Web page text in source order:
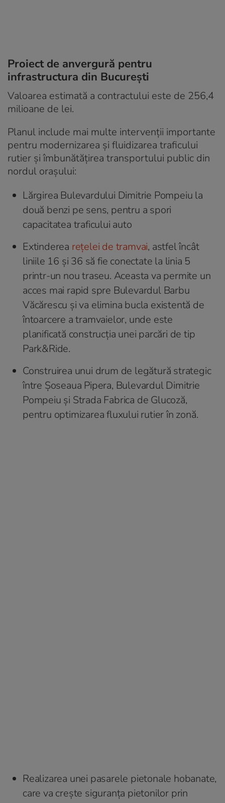
Proiect de anvergură pentru
infrastructura din București
Valoarea estimată a contractului este de 256,4
milioane de lei.
Planul include mai multe intervenții importante
pentru modernizarea și fluidizarea traficului
rutier și îmbunătățirea transportului public din
nordul orașului:
Lărgirea Bulevardului Dimitrie Pompeiu la
două benzi pe sens, pentru a spori
capacitatea traficului auto
Extinderea rețelei de tramvai, astfel încât
liniile 16 și 36 să fie conectate la linia 5
printr-un nou traseu. Aceasta va permite un
acces mai rapid spre Bulevardul Barbu
Văcărescu și va elimina bucla existentă de
întoarcere a tramvaielor, unde este
planificată construcția unei parcări de tip
Park&Ride.
Construirea unui drum de legătură strategic
între Șoseaua Pipera, Bulevardul Dimitrie
Pompeiu și Strada Fabrica de Glucoză,
pentru optimizarea fluxului rutier în zonă.
Realizarea unei pasarele pietonale hobanate,
care va crește siguranța pietonilor prin